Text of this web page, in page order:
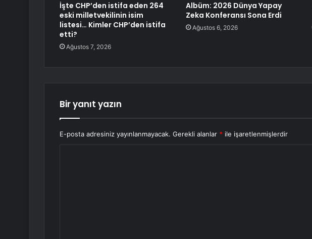
İşte CHP’den istifa eden 264
eski milletvekilinin isim
listesi… Kimler CHP’den istifa
etti?
Ağustos 7, 2026
Albüm: 2026 Dünya Yapay
Zeka Konferansı Sona Erdi
Ağustos 6, 2026
Bir yanıt yazın
E-posta adresiniz yayınlanmayacak. Gerekli alanlar * ile işaretlenmişlerdir